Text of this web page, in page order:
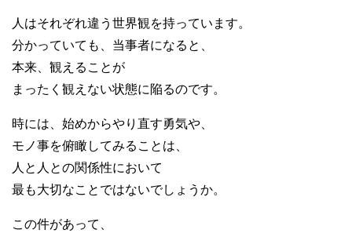
人はそれぞれ違う世界観を持っています。
分かっていても、当事者になると、
本来、観えることが
まったく観えない状態に陥るのです。
時には、始めからやり直す勇気や、
モノ事を俯瞰してみることは、
人と人との関係性において
最も大切なことではないでしょうか。
この件があって、